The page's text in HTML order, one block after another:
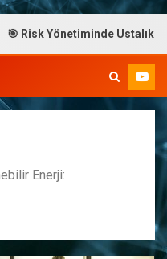
Yönetiminde Ustalık: Dr.
Enerji: